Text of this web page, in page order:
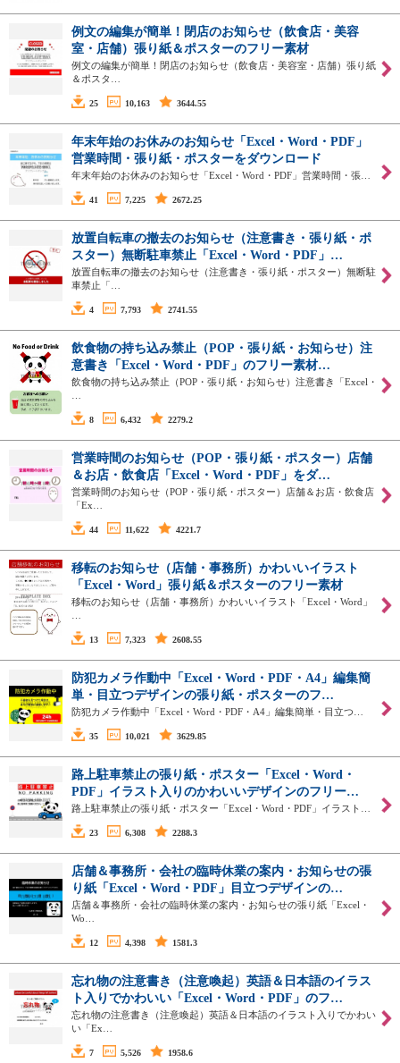
例文の編集が簡単！閉店のお知らせ（飲食店・美容
室・店舗）張り紙＆ポスターのフリー素材
例文の編集が簡単！閉店のお知らせ（飲食店・美容室・店舗）張り紙
＆ポスタ…
25 10,163 3644.55
年末年始のお休みのお知らせ「Excel・Word・PDF」
営業時間・張り紙・ポスターをダウンロード
年末年始のお休みのお知らせ「Excel・Word・PDF」営業時間・張…
41 7,225 2672.25
放置自転車の撤去のお知らせ（注意書き・張り紙・ポ
スター）無断駐車禁止「Excel・Word・PDF」…
放置自転車の撤去のお知らせ（注意書き・張り紙・ポスター）無断駐
車禁止「…
4 7,793 2741.55
飲食物の持ち込み禁止（POP・張り紙・お知らせ）注
意書き「Excel・Word・PDF」のフリー素材…
飲食物の持ち込み禁止（POP・張り紙・お知らせ）注意書き「Excel・
8 6,432 2279.2
営業時間のお知らせ（POP・張り紙・ポスター）店舗
＆お店・飲食店「Excel・Word・PDF」をダ…
営業時間のお知らせ（POP・張り紙・ポスター）店舗＆お店・飲食店
「Ex…
44 11,622 4221.7
移転のお知らせ（店舗・事務所）かわいいイラスト
「Excel・Word」張り紙＆ポスターのフリー素材
移転のお知らせ（店舗・事務所）かわいいイラスト「Excel・Word」
13 7,323 2608.55
防犯カメラ作動中「Excel・Word・PDF・A4」編集簡
単・目立つデザインの張り紙・ポスターのフ…
防犯カメラ作動中「Excel・Word・PDF・A4」編集簡単・目立つ…
35 10,021 3629.85
路上駐車禁止の張り紙・ポスター「Excel・Word・
PDF」イラスト入りのかわいいデザインのフリー…
路上駐車禁止の張り紙・ポスター「Excel・Word・PDF」イラスト…
23 6,308 2288.3
店舗＆事務所・会社の臨時休業の案内・お知らせの張
り紙「Excel・Word・PDF」目立つデザインの…
店舗＆事務所・会社の臨時休業の案内・お知らせの張り紙「Excel・
Wo…
12 4,398 1581.3
忘れ物の注意書き（注意喚起）英語＆日本語のイラス
ト入りでかわいい「Excel・Word・PDF」のフ…
忘れ物の注意書き（注意喚起）英語＆日本語のイラスト入りでかわい
い「Ex…
7 5,526 1958.6